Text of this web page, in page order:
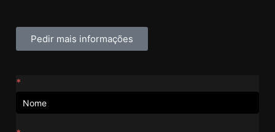
Pedir mais informações
Contactos
*